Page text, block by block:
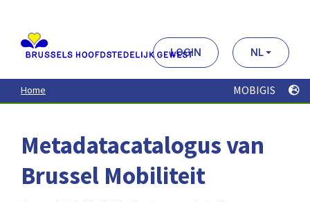
contenu
principal
LOGIN NL
Home MOBIGIS
Metadatacatalogus van
Brussel Mobiliteit